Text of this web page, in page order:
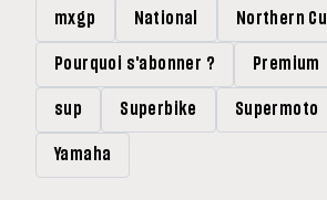
mxgp National Northern
Pourquoi s'abonner ? Premium
sup Superbike Supermoto
Yamaha